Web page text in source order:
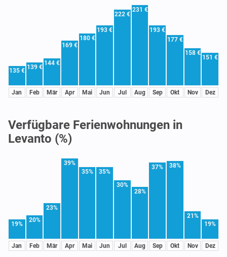
135 €
Jan
139 €
Feb
144 €
Mär
169 €
Apr
180 €
Mai
193 €
Jun
222 €
Jul
231 €
Aug
193 €
Sep
177 €
Okt
158 €
Nov
151 €
Dez
Verfügbare Ferienwohnungen in
Levanto (%)
19%
Jan
20%
Feb
23%
Mär
39%
Apr
35%
Mai
35%
Jun
30%
Jul
28%
Aug
37%
Sep
38%
Okt
21%
Nov
19%
Dez